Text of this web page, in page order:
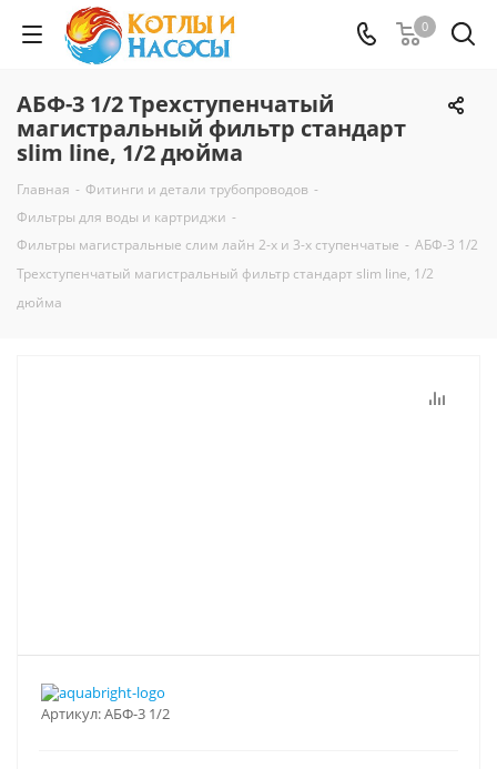
0
АБФ-3 1/2 Трехступенчатый
магистральный фильтр стандарт
slim line, 1/2 дюйма
Главная - Фитинги и детали трубопроводов -
Фильтры для воды и картриджи -
Фильтры магистральные слим лайн 2-х и 3-х ступенчатые - АБФ-3 1/2
Трехступенчатый магистральный фильтр стандарт slim line, 1/2
дюйма
Артикул:АБФ-3 1/2